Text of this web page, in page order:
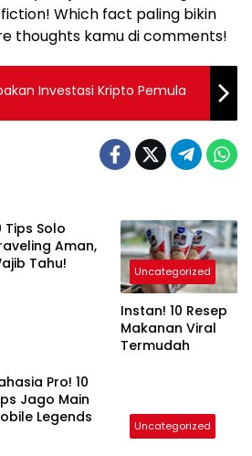
Which fact paling bikin
thoughts kamu di comments!
Investasi Kripto Pemula
Tips Solo
Aman,
Tahu!
Uncategorized
Instan! 10 Resep
Makanan Viral
Termudah
Pro! 10
Jago Main
Legends
Uncategorized